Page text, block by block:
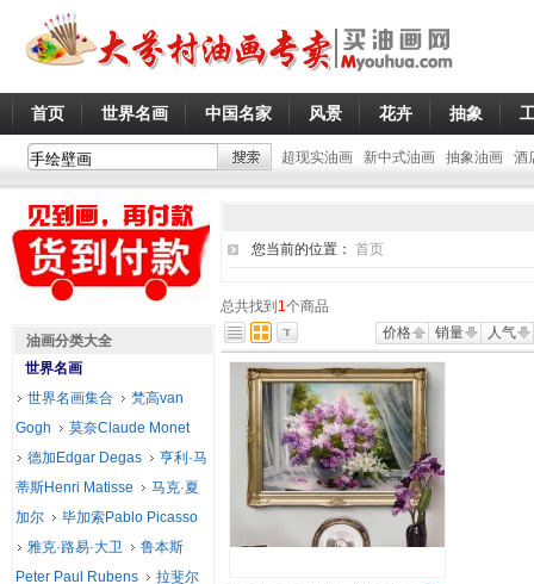
首页 世界名画 中国名家 风景 花卉 抽象
超现实油画 新中式油画 抽象油画 酒
您当前的位置： 首页
总共找到 1个商品
价格
销量 人气
油画分类大全
世界名画
世界名画集合
梵高van
Gogh
莫奈Claude Monet
德加Edgar Degas
亨利·马
蒂斯Henri Matisse
马克·夏
加尔
毕加索Pablo Picasso
雅克·路易·大卫
鲁本斯
Peter Paul Rubens
拉斐尔